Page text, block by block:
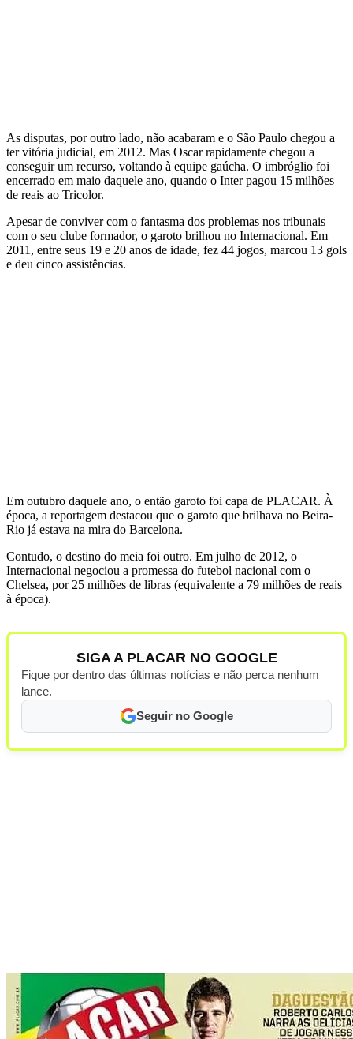
As disputas, por outro lado, não acabaram e o São Paulo chegou a
ter vitória judicial, em 2012. Mas Oscar rapidamente chegou a
conseguir um recurso, voltando à equipe gaúcha. O imbróglio foi
encerrado em maio daquele ano, quando o Inter pagou 15 milhões
de reais ao Tricolor.
Apesar de conviver com o fantasma dos problemas nos tribunais
com o seu clube formador, o garoto brilhou no Internacional. Em
2011, entre seus 19 e 20 anos de idade, fez 44 jogos, marcou 13 gols
e deu cinco assistências.
Em outubro daquele ano, o então garoto foi capa de PLACAR. À
época, a reportagem destacou que o garoto que brilhava no Beira-
Rio já estava na mira do Barcelona.
Contudo, o destino do meia foi outro. Em julho de 2012, o
Internacional negociou a promessa do futebol nacional com o
Chelsea, por 25 milhões de libras (equivalente a 79 milhões de reais
à época).
SIGA A PLACAR NO GOOGLE
Fique por dentro das últimas notícias e não perca nenhum
lance.
Seguir no Google